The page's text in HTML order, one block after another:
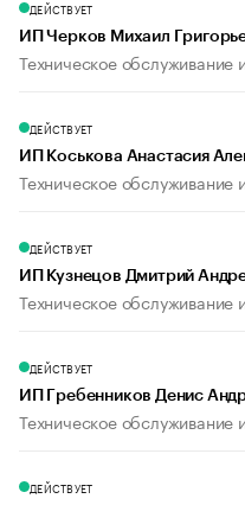
ДЕЙСТВУЕТ
ИП Черков Михаил
Техническое обслуживание
ДЕЙСТВУЕТ
ИП Коськова Анастасия
Техническое обслуживание
ДЕЙСТВУЕТ
ИП Кузнецов Дмитрий
Техническое обслуживание
ДЕЙСТВУЕТ
ИП Гребенников Денис
Техническое обслуживание
ДЕЙСТВУЕТ